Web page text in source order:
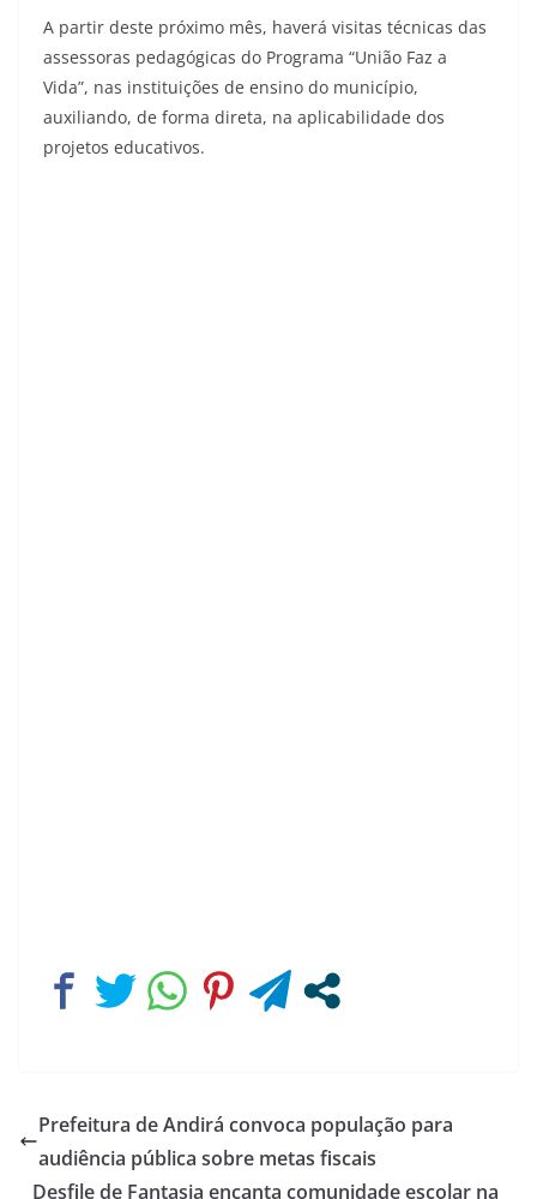
A partir deste próximo mês, haverá visitas técnicas das
assessoras pedagógicas do Programa “União Faz a
Vida”, nas instituições de ensino do município,
auxiliando, de forma direta, na aplicabilidade dos
projetos educativos.
Prefeitura de Andirá convoca população para
audiência pública sobre metas fiscais
Desfile de Fantasia encanta comunidade escolar na